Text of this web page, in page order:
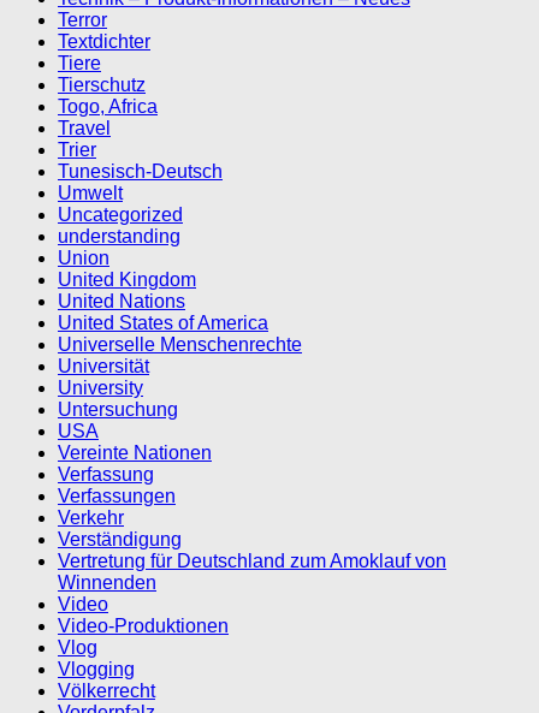
Terror
Textdichter
Tiere
Tierschutz
Togo, Africa
Travel
Trier
Tunesisch-Deutsch
Umwelt
Uncategorized
understanding
Union
United Kingdom
United Nations
United States of America
Universelle Menschenrechte
Universität
University
Untersuchung
USA
Vereinte Nationen
Verfassung
Verfassungen
Verkehr
Verständigung
Vertretung für Deutschland zum Amoklauf von
Winnenden
Video
Video-Produktionen
Vlog
Vlogging
Völkerrecht